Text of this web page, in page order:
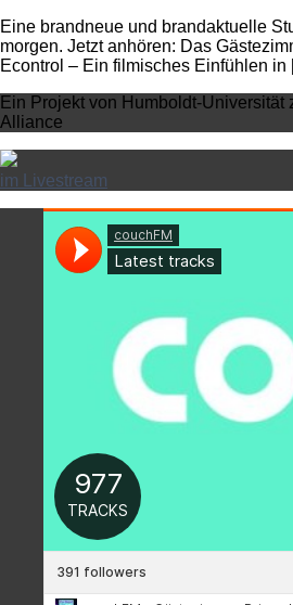
Eine brandneue und brandaktuelle
morgen. Jetzt anhören: Das
Econtrol – Ein filmisches Einfühlen
Ein Projekt von Humboldt-
Alliance
im Livestream